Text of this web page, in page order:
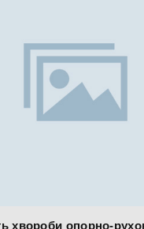
хвороби опорно-